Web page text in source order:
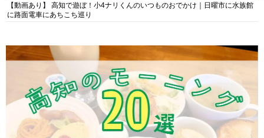
【動画あり】 高知で遊ぼ！小4ナリくんのいつものおでかけ｜日曜市に水族館
に路面電車にあちこち巡り